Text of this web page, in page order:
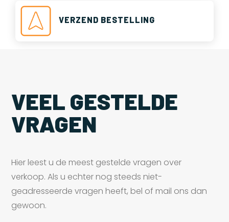
VERZEND BESTELLING
VEEL GESTELDE
VRAGEN
Hier leest u de meest gestelde vragen over
verkoop. Als u echter nog steeds niet-
geadresseerde vragen heeft, bel of mail ons dan
gewoon.